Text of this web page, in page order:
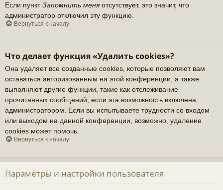
Если пунктЗапомнить меня отсутствует, это значит, что
администратор отключил эту функцию.
Вернуться к началу
Что делает функция «Удалить cookies»?
Она удаляет все созданные cookies, которые позволяют вам
оставаться авторизованным на этой конференции, а также
выполняют другие функции, такие как отслеживание
прочитанных сообщений, если эта возможность включена
администратором. Если вы испытываете трудности со входом
или выходом на данной конференции, возможно, удаление
cookies может помочь.
Вернуться к началу
Параметры и настройки пользователя